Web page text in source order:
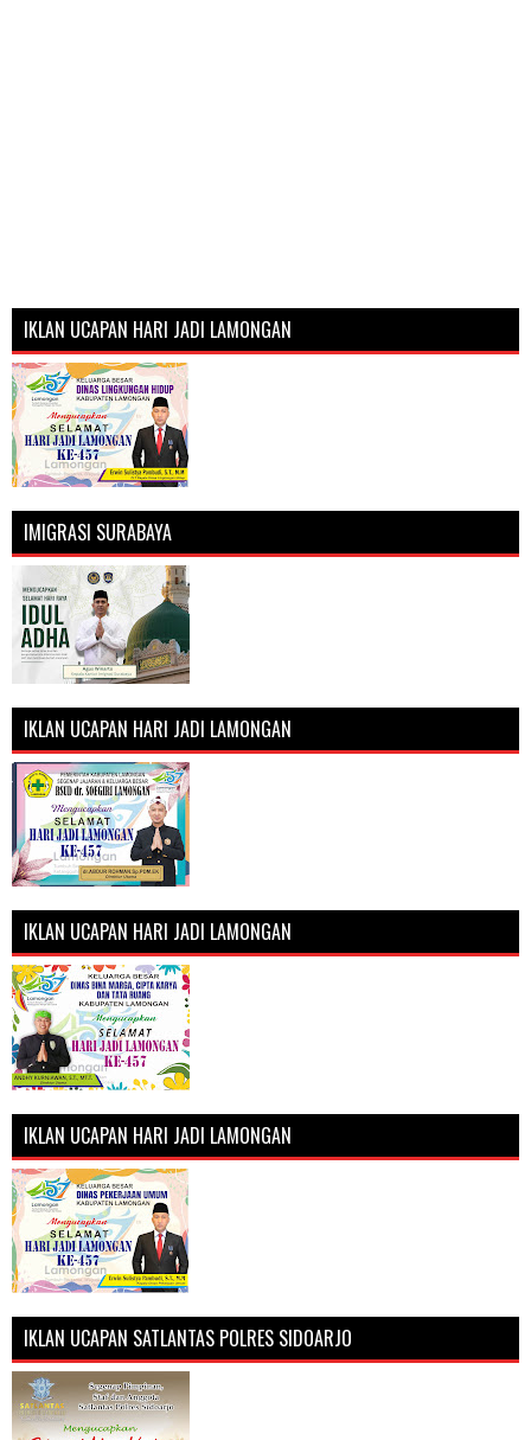
IKLAN UCAPAN HARI JADI LAMONGAN
IMIGRASI SURABAYA
IKLAN UCAPAN HARI JADI LAMONGAN
IKLAN UCAPAN HARI JADI LAMONGAN
IKLAN UCAPAN HARI JADI LAMONGAN
IKLAN UCAPAN SATLANTAS POLRES SIDOARJO